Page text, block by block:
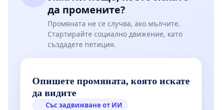
да промените?
Промяната не се случва, ако мълчите.
Стартирайте социално движение, като
създадете петиция.
Опишете промяната, която искате
да видите
Със задвижване от ИИ